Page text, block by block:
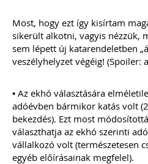
áfa-
Most, hogy ezt így kisírtam
sikerült alkotni, vagyis nézzük,
sem lépett új katarendeletben
veszélyhelyzet végéig! (Spoiler:
• Az ekhó választására
adóévben bármikor katás volt
bekezdés). Ezt most
választhatja az ekhó szerinti
vállalkozó volt (természetesen
egyéb előírásainak megfelel).